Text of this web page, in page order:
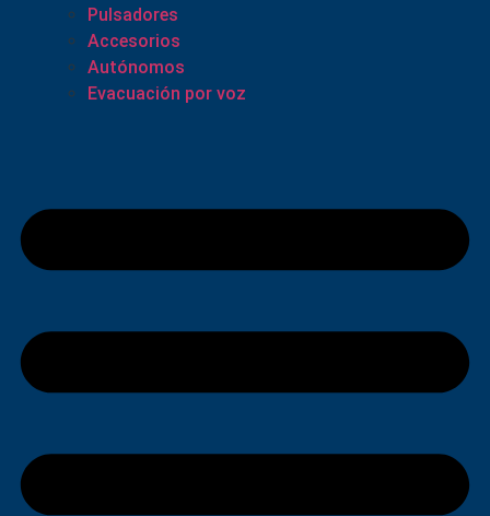
Pulsadores
Accesorios
Autónomos
Evacuación por voz